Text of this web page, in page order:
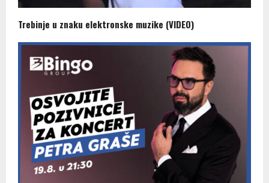
Trebinje u znaku elektronske muzike (VIDEO)